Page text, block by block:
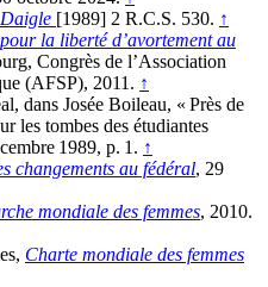
[1989] 2 R.C.S. 530. ↑
la liberté d’avortement au
Congrès de l’Association
(AFSP), 2011. ↑
dans Josée Boileau, « Près de
les tombes des étudiantes
1989, p. 1. ↑
changements au fédéral, 29
mondiale des femmes, 2010.
Charte mondiale des femmes